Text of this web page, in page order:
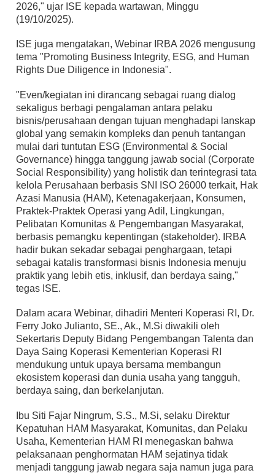
2026," ujar ISE kepada wartawan, Minggu
(19/10/2025).
ISE juga mengatakan, Webinar IRBA 2026 mengusung
tema "Promoting Business Integrity, ESG, and Human
Rights Due Diligence in Indonesia".
"Even/kegiatan ini dirancang sebagai ruang dialog
sekaligus berbagi pengalaman antara pelaku
bisnis/perusahaan dengan tujuan menghadapi lanskap
global yang semakin kompleks dan penuh tantangan
mulai dari tuntutan ESG (Environmental & Social
Governance) hingga tanggung jawab social (Corporate
Social Responsibility) yang holistik dan terintegrasi tata
kelola Perusahaan berbasis SNI ISO 26000 terkait, Hak
Azasi Manusia (HAM), Ketenagakerjaan, Konsumen,
Praktek-Praktek Operasi yang Adil, Lingkungan,
Pelibatan Komunitas & Pengembangan Masyarakat,
berbasis pemangku kepentingan (stakeholder). IRBA
hadir bukan sekadar sebagai penghargaan, tetapi
sebagai katalis transformasi bisnis Indonesia menuju
praktik yang lebih etis, inklusif, dan berdaya saing,"
tegas ISE.
Dalam acara Webinar, dihadiri Menteri Koperasi RI, Dr.
Ferry Joko Julianto, SE., Ak., M.Si diwakili oleh
Sekertaris Deputy Bidang Pengembangan Talenta dan
Daya Saing Koperasi Kementerian Koperasi RI
mendukung untuk upaya bersama membangun
ekosistem koperasi dan dunia usaha yang tangguh,
berdaya saing, dan berkelanjutan.
Ibu Siti Fajar Ningrum, S.S., M.Si, selaku Direktur
Kepatuhan HAM Masyarakat, Komunitas, dan Pelaku
Usaha, Kementerian HAM RI menegaskan bahwa
pelaksanaan penghormatan HAM sejatinya tidak
menjadi tanggung jawab negara saja namun juga para